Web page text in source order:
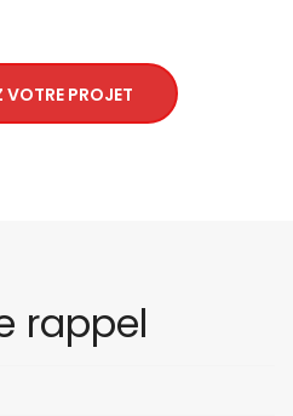
VOTRE PROJET
rappel